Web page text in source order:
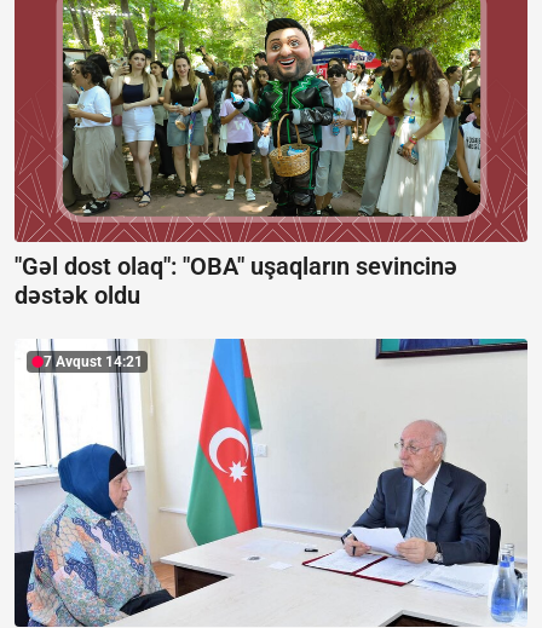
"Gəl dost olaq": "OBA" uşaqların sevincinə
dəstək oldu
7 Avqust 14:21